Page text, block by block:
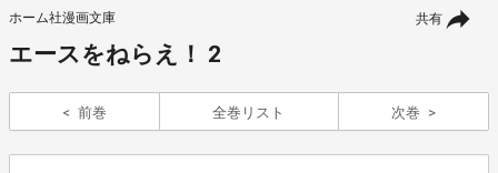
共有
ホーム社漫画文庫
エースをねらえ！ 2
前巻 全巻リスト 次巻